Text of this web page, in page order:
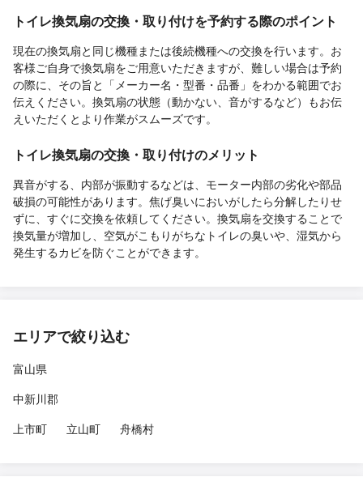
トイレ換気扇の交換・取り付けを予約する際のポイント
現在の換気扇と同じ機種または後続機種への交換を行います。お
客様ご自身で換気扇をご用意いただきますが、難しい場合は予約
の際に、その旨と「メーカー名・型番・品番」をわかる範囲でお
伝えください。換気扇の状態（動かない、音がするなど）もお伝
えいただくとより作業がスムーズです。
トイレ換気扇の交換・取り付けのメリット
異音がする、内部が振動するなどは、モーター内部の劣化や部品
破損の可能性があります。焦げ臭いにおいがしたら分解したりせ
ずに、すぐに交換を依頼してください。換気扇を交換することで
換気量が増加し、空気がこもりがちなトイレの臭いや、湿気から
発生するカビを防ぐことができます。
エリアで絞り込む
富山県
中新川郡
上市町
立山町 舟橋村